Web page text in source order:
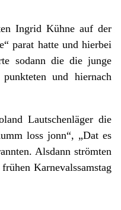
Ingrid Kühne auf der
parat hatte und hierbei
sodann die die junge
und hiernach
Lautschenläger die
loss jonn“, „Dat es
Alsdann strömten
Karnevalssamstag